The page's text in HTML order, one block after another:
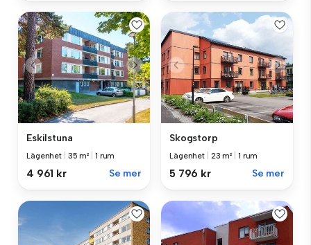
Eskilstuna
Lägenhet 35 m² 1 rum
4 961 kr Se mer
Skogstorp
Lägenhet 23 m² 1 rum
5 796 kr Se mer